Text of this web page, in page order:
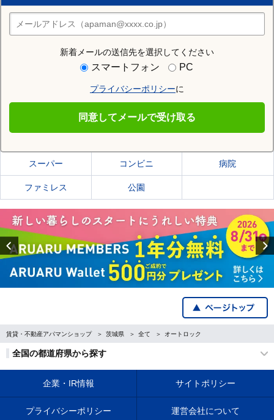
新着メールの送信先を選択してください
スマートフォン PC
プライバシーポリシーに
同意してメールで受け取る
住みたい街の店舗を探す
店舗検索
住む街研究所で猿島郡境町の情報を見る
猿島郡境町の施設一覧
スーパー コンビニ 病院
ファミレス 公園
Previous
賃貸・不動産アパマンショップ 茨城県 全て オートロック
全国の都道府県から探す
企業・IR情報 サイトポリシー
プライバシーポリシー 運営会社について